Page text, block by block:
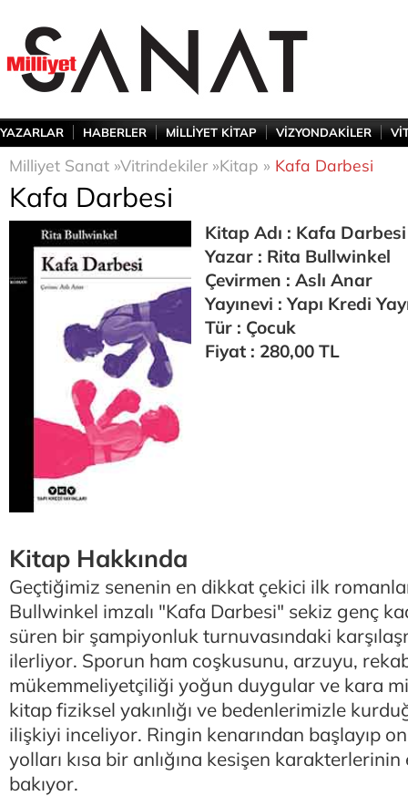
YAZARLAR HABERLER MİLLİYET KİTAP VİZYONDAKİLER
Milliyet Sanat »Vitrindekiler »Kitap » Kafa Darbesi
Kafa Darbesi
Kitap Adı : Kafa Darbesi
Yazar : Rita Bullwinkel
Çevirmen : Aslı Anar
Yayınevi : Yapı Kredi
Tür : Çocuk
Fiyat : 280,00 TL
Kitap Hakkında
Geçtiğimiz senenin en dikkat çekici ilk
Bullwinkel imzalı "Kafa Darbesi" sekiz genç
süren bir şampiyonluk turnuvasındaki
ilerliyor. Sporun ham coşkusunu, arzuyu,
mükemmeliyetçiliği yoğun duygular ve kara
kitap fiziksel yakınlığı ve bedenlerimizle
ilişkiyi inceliyor. Ringin kenarından başlayıp
yolları kısa bir anlığına kesişen
bakıyor.